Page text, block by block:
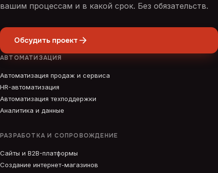
вашим процессам и в какой срок. Без обязательств.
Обсудить проект
АВТОМАТИЗАЦИЯ
Автоматизация продаж и сервиса
HR-автоматизация
Автоматизация техподдержки
Аналитика и данные
РАЗРАБОТКА И СОПРОВОЖДЕНИЕ
Сайты и B2B-платформы
Создание интернет-магазинов